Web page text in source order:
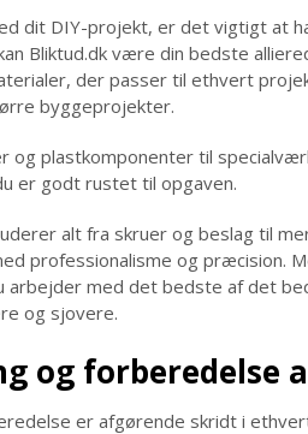
dit DIY-projekt, er det vigtigt at
Bliktud.dk være din bedste
der passer til ethvert
byggeprojekter.
og plastkomponenter til
er godt rustet til opgaven.
alt fra skruer og beslag til
professionalisme og præcision.
arbejder med det bedste af det
og sjovere.
og forberedelse
er afgørende skridt i